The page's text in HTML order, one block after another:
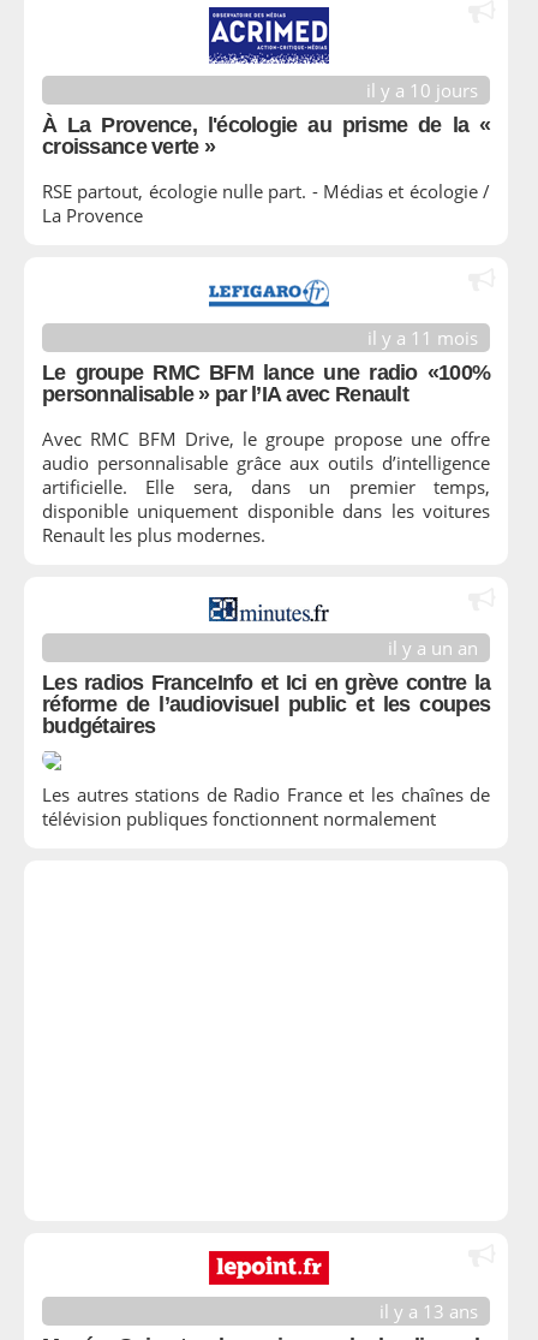
il y a 10 jours
À La Provence, l'écologie au prisme de la «
croissance verte »
RSE partout, écologie nulle part. - Médias et écologie /
La Provence
il y a 11 mois
Le groupe RMC BFM lance une radio «100%
personnalisable » par l’IA avec Renault
Avec RMC BFM Drive, le groupe propose une offre
audio personnalisable grâce aux outils d’intelligence
artificielle. Elle sera, dans un premier temps,
disponible uniquement disponible dans les voitures
Renault les plus modernes.
il y a un an
Les radios FranceInfo et Ici en grève contre la
réforme de l’audiovisuel public et les coupes
budgétaires
Les autres stations de Radio France et les chaînes de
télévision publiques fonctionnent normalement
il y a 13 ans